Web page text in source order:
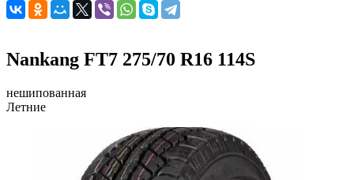
Nankang FT7 275/70 R16 114S
нешипованная
Летние